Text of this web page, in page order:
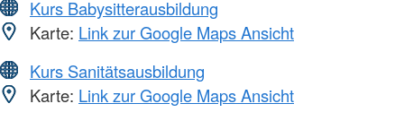
Kurs Babysitterausbildung
Karte: Link zur Google Maps Ansicht
Kurs Sanitätsausbildung
Karte: Link zur Google Maps Ansicht